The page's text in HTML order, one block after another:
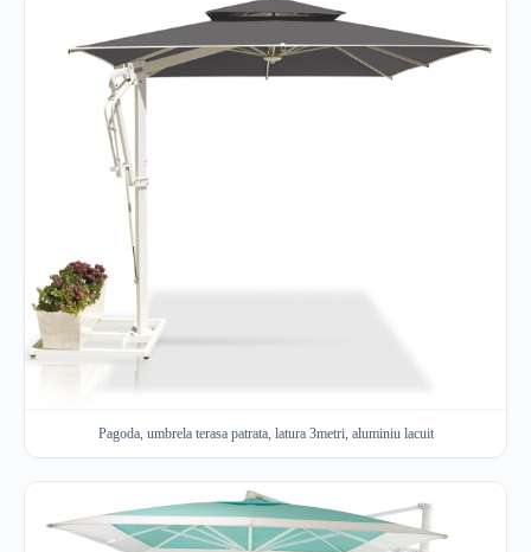
Pagoda, umbrela terasa patrata, latura 3metri, aluminiu lacuit